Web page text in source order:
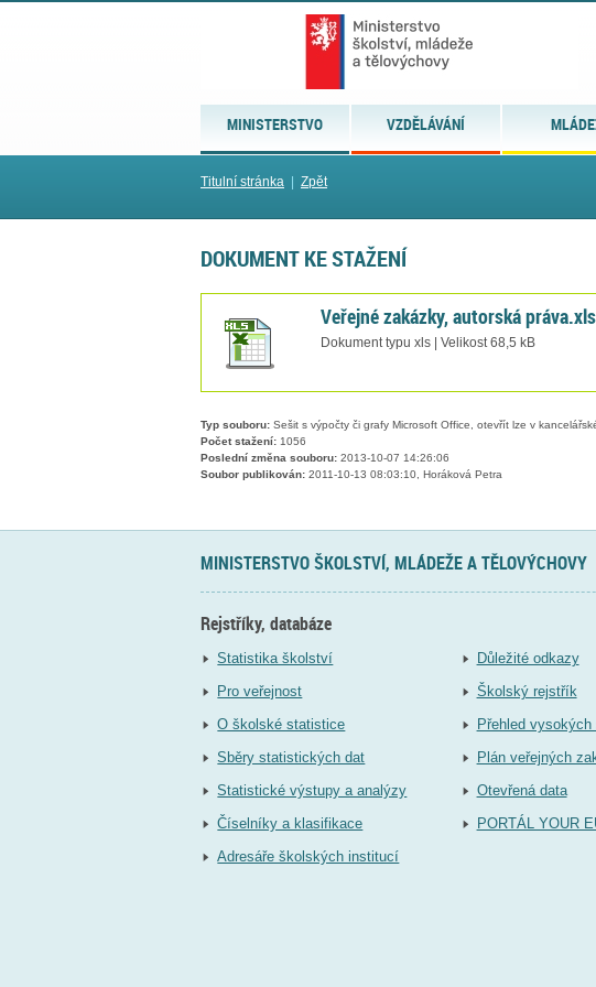
MINISTERSTVO VZDĚLÁVÁNÍ
Titulní stránka Zpět
DOKUMENT KE STAŽENÍ
Veřejné zakázky, autorská práva.xls
Dokument typu xls | Velikost 68,5 kB
Typ souboru: Sešit s výpočty či grafy Microsoft Office, otevřít lze v
Počet stažení: 1056
Poslední změna souboru: 2013-10-07 14:26:06
Soubor publikován: 2011-10-13 08:03:10, Horáková Petra
MINISTERSTVO ŠKOLSTVÍ, MLÁDEŽE A TĚLOVÝCHOVY
Rejstříky, databáze
Statistika školství
Pro veřejnost
O školské statistice
Sběry statistických dat
Statistické výstupy a analýzy
Číselníky a klasifikace
Adresáře školských institucí
Důležité odkazy
Školský rejstřík
Přehled vysokých
Plán veřejných
Otevřená data
PORTÁL YOUR